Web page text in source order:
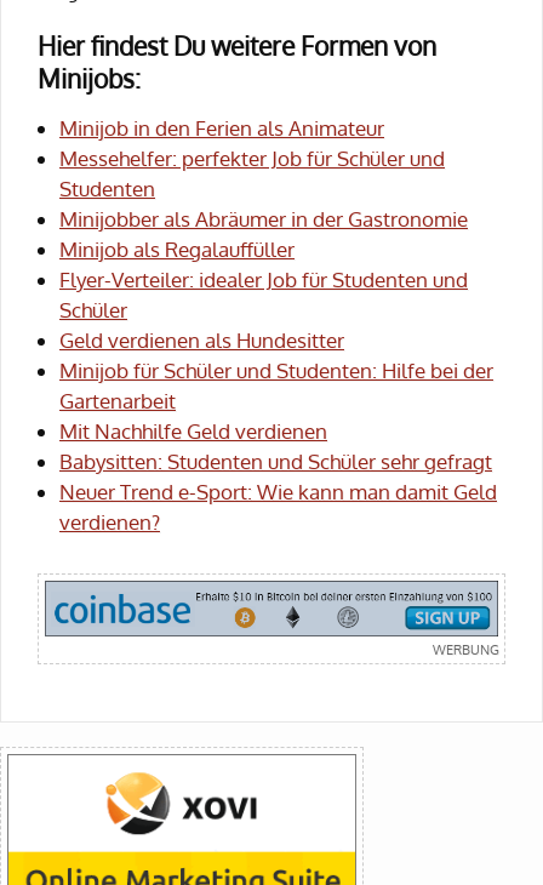
Hier findest Du weitere Formen von
Minijobs:
Minijob in den Ferien als Animateur
Messehelfer: perfekter Job für Schüler und
Studenten
Minijobber als Abräumer in der Gastronomie
Minijob als Regalauffüller
Flyer-Verteiler: idealer Job für Studenten und
Schüler
Geld verdienen als Hundesitter
Minijob für Schüler und Studenten: Hilfe bei der
Gartenarbeit
Mit Nachhilfe Geld verdienen
Babysitten: Studenten und Schüler sehr gefragt
Neuer Trend e-Sport: Wie kann man damit Geld
verdienen?